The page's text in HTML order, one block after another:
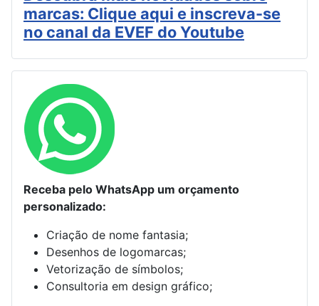
marcas: Clique aqui e inscreva-se
no canal da EVEF do Youtube
Receba pelo WhatsApp um orçamento
personalizado:
Criação de nome fantasia;
Desenhos de logomarcas;
Vetorização de símbolos;
Consultoria em design gráfico;